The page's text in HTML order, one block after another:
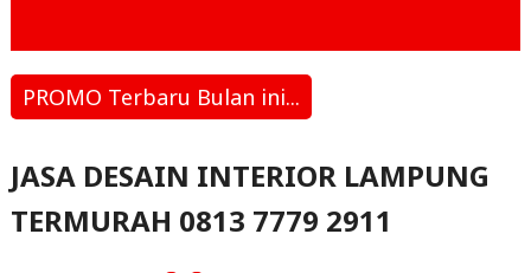
PROMO Terbaru Bulan ini...
JASA DESAIN INTERIOR LAMPUNG
TERMURAH 0813 7779 2911